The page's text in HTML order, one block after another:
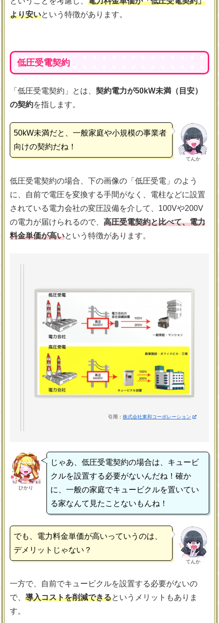
より安いという特徴があります。
低圧受電契約
「低圧受電契約」とは、 契約電力が50kW未満（目安）
の契約を指します。
てんか
50kW未満だと、一般家庭や小規模の事業者
向けの契約だね！
低圧受電契約の場合、下の画像の「低圧受電」のよう
に、自前で電圧を変換する手間がなく、電柱などに設置
されている電力会社の変圧設備を介して、100Vや200V
の電力が届けられるので、 高圧受電契約と比べて、電力
料金単価が高いという特徴があります。
引用：株式会社東和コーポレーション
ひかり
じゃあ、低圧受電契約の場合は、キュービ
クルを設置する必要がないんだね！確か
に、一般の家庭でキュービクルを置いてい
る家なんて見たことないもんね！
てんか
でも、電力料金単価が高いっていうのは、
デメリットじゃない？
一方で、自前でキュービクルを設置する必要がないの
で、 導入コストを削減できるというメリットもありま
す。